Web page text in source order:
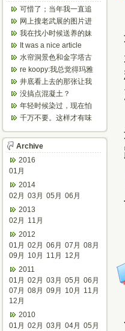
可惜了；当年我一直追
着这个，看博主夫妇一
步步在多伦...
网上搜老武展的图片进
来了，一晃是你十年前
的帖子，时...
我在找小时候送养的妹
妹，有人QQ找我说找到
了匹配的...
It was a nice article
and...
水帘洞景色和金字塔古
迹都不错。
re koopy:我总觉得玛雅
人见过外星人。不然哪...
井底看上去的那张让我
想起了蝙蝠侠。。下棋
那张会不会...
没搞点混凝土？
年轻时候染过，现在怕
伤头发不敢染了。不过
千万不要。这样才有味
气场。
Archive
2016
01月
2014
02月 03月 05月 06月
2013
02月
11月
2012
01月 02月 06月 07月 08月
09月
10月 11月
12月
2011
01月 02月 03月 05月 06月
07月 08月 09月 10月
11月
12月
2010
01月 02月 03月 04月 05月